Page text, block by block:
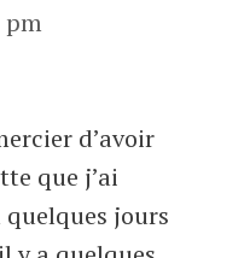
pm
d’avoir
que j’ai
jours